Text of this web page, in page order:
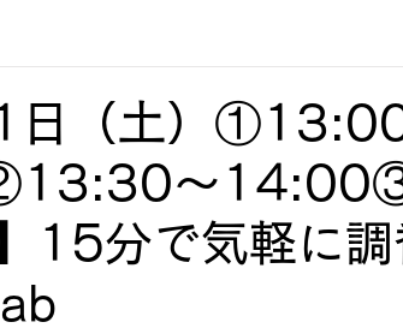
日（土）
〜
15分で気軽に